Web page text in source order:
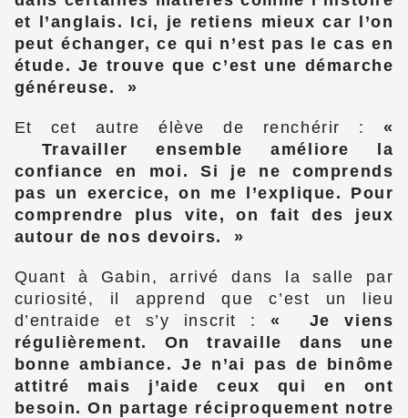
et l’anglais. Ici, je retiens mieux car l’on
peut échanger, ce qui n’est pas le cas en
étude. Je trouve que c’est une démarche
généreuse.
Et cet autre élève de renchérir :
Travailler ensemble améliore la
confiance en moi. Si je ne comprends
pas un exercice, on me l’explique. Pour
comprendre plus vite, on fait des jeux
autour de nos devoirs.
Quant à Gabin, arrivé dans la salle par
curiosité, il apprend que c’est un lieu
d’entraide et s’y inscrit :
Je viens
régulièrement. On travaille dans une
bonne ambiance. Je n’ai pas de binôme
attitré mais j’aide ceux qui en ont
besoin. On partage réciproquement notre